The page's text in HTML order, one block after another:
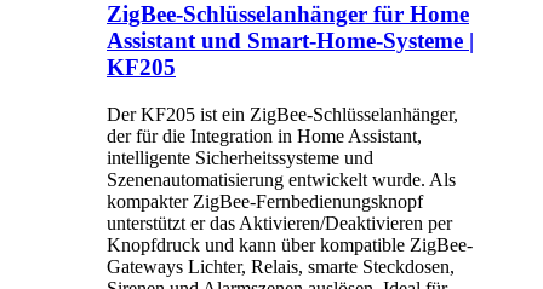
ZigBee-Schlüsselanhänger für Home
Assistant und Smart-Home-Systeme |
KF205
Der KF205 ist ein ZigBee-Schlüsselanhänger,
der für die Integration in Home Assistant,
intelligente Sicherheitssysteme und
Szenenautomatisierung entwickelt wurde. Als
kompakter ZigBee-Fernbedienungsknopf
unterstützt er das Aktivieren/Deaktivieren per
Knopfdruck und kann über kompatible ZigBee-
Gateways Lichter, Relais, smarte Steckdosen,